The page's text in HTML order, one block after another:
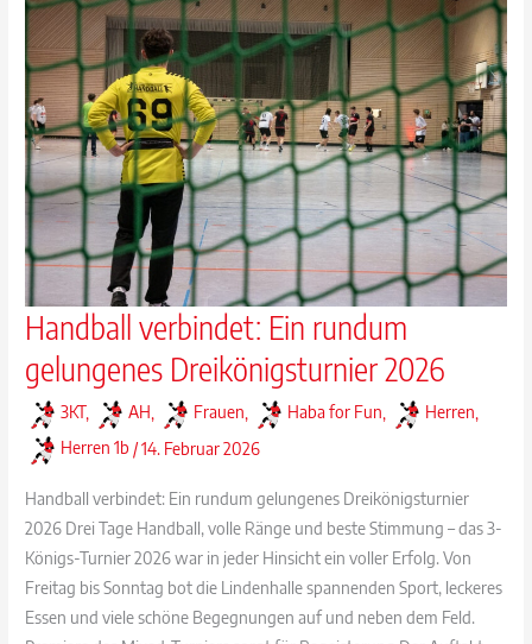
Handball verbindet: Ein rundum
gelungenes Dreikönigsturnier 2026
3KT, AH Frauen Haba for Fun Herren
Herren 1b /14. Februar 2026
Handball verbindet: Ein rundum gelungenes Dreikönigsturnier
2026 Drei Tage Handball, volle Ränge und beste Stimmung – das 3-
Königs-Turnier 2026 war in jeder Hinsicht ein voller Erfolg. Von
Freitag bis Sonntag bot die Lindenhalle spannenden Sport, leckeres
Essen und viele schöne Begegnungen auf und neben dem Feld.